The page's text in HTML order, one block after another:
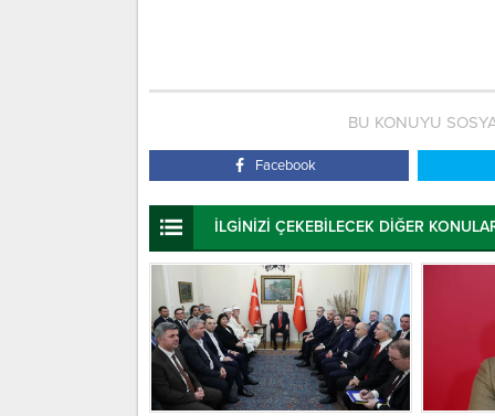
BU KONUYU
Facebook
İLGİNİZİ ÇEKEBİLECEK DİĞER